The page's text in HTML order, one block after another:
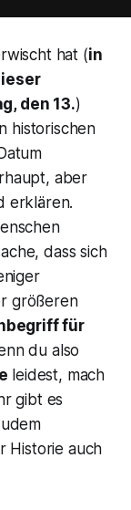
hat (in
den 13.)
historischen
aber
erklären.
dass sich
größeren
für
du also
leidest, mach
gibt es
Historie auch